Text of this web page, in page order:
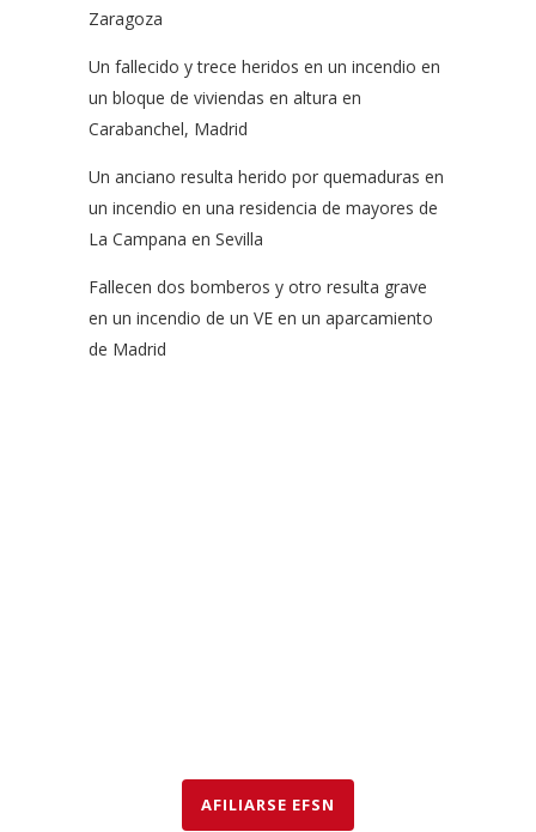
Zaragoza
Un fallecido y trece heridos en un incendio en
un bloque de viviendas en altura en
Carabanchel, Madrid
Un anciano resulta herido por quemaduras en
un incendio en una residencia de mayores de
La Campana en Sevilla
Fallecen dos bomberos y otro resulta grave
en un incendio de un VE en un aparcamiento
de Madrid
AFILIARSE EFSN